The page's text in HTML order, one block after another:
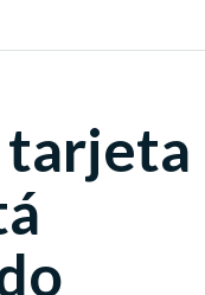
tarjeta